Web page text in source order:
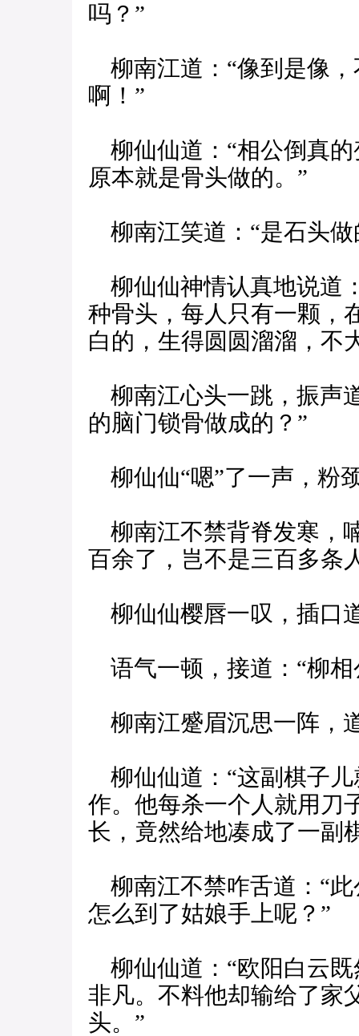
吗？”
柳南江道：“像到是像
啊！”
柳仙仙道：“相公倒真
原本就是骨头做的。”
柳南江笑道：“是石头做
柳仙仙神情认真地说道
种骨头，每人只有一颗，
白的，生得圆圆溜溜，不
柳南江心头一跳，振声
的脑门锁骨做成的？”
柳仙仙“嗯”了一声，粉
柳南江不禁背脊发寒，
百余了，岂不是三百多
柳仙仙樱唇一叹，插口
语气一顿，接道：“柳相
柳南江蹙眉沉思一阵，
柳仙仙道：“这副棋子
作。他每杀一个人就用刀
长，竟然给地凑成了一副
柳南江不禁咋舌道：“
怎么到了姑娘手上呢？”
柳仙仙道：“欧阳白云既
非凡。不料他却输给了家
头。”